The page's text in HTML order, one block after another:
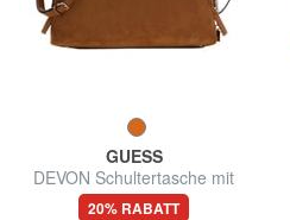
GUESS
DEVON Schultertasche mit
Schultergurt
20% RABATT